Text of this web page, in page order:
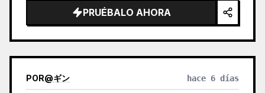
PRUÉBALO AHORA
POR@ギン hace 6 días